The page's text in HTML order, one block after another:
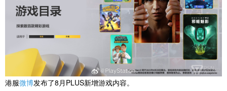
港服微博发布了8月PLUS新增游戏内容。